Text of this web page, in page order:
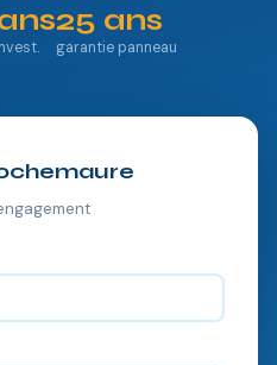
25 ans
garantie panneau